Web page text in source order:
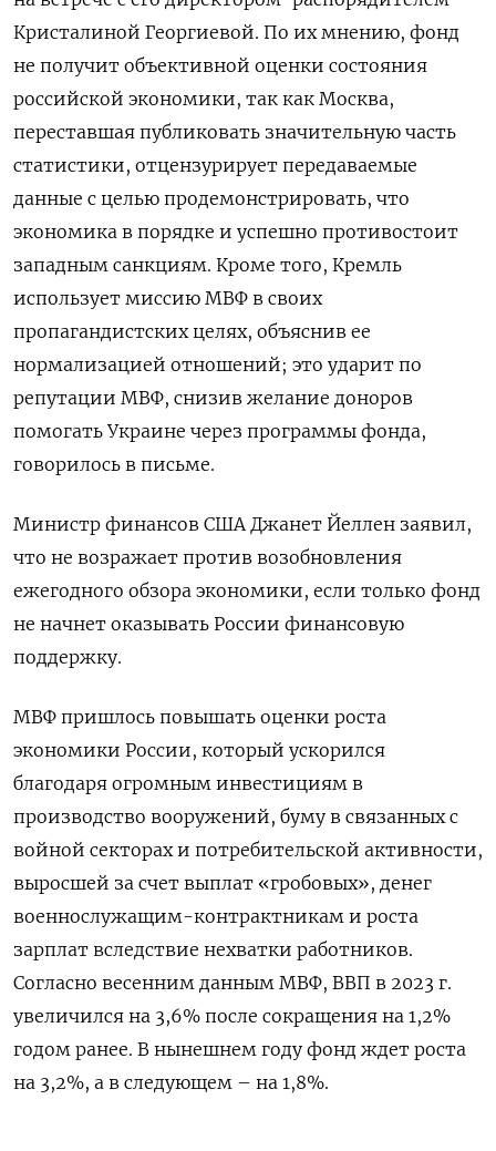
Кристалиной Георгиевой. По их мнению, фонд
не получит объективной оценки состояния
российской экономики, так как Москва,
переставшая публиковать значительную часть
статистики, отцензурирует передаваемые
данные с целью продемонстрировать, что
экономика в порядке и успешно противостоит
западным санкциям. Кроме того, Кремль
использует миссию МВФ в своих
пропагандистских целях, объяснив ее
нормализацией отношений; это ударит по
репутации МВФ, снизив желание доноров
помогать Украине через программы фонда,
говорилось в письме.
Министр финансов США Джанет Йеллен заявил,
что не возражает против возобновления
ежегодного обзора экономики, если только фонд
не начнет оказывать России финансовую
поддержку.
МВФ пришлось повышать оценки роста
экономики России, который ускорился
благодаря огромным инвестициям в
производство вооружений, буму в связанных с
войной секторах и потребительской активности,
выросшей за счет выплат «гробовых», денег
военнослужащим-контрактникам и роста
зарплат вследствие нехватки работников.
Согласно весенним данным МВФ, ВВП в 2023 г.
увеличился на 3,6% после сокращения на 1,2%
годом ранее. В нынешнем году фонд ждет роста
на 3,2%, а в следующем – на 1,8%.